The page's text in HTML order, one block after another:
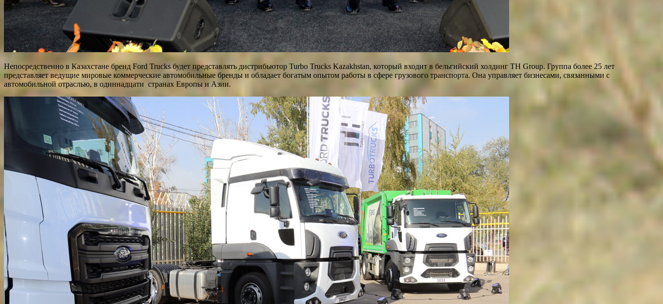
Непосредственно в Казахстане бренд Ford Trucks будет представлять дистрибьютор Turbo Trucks Kazakhstan, который входит в бельгийский холдинг TH Group. Группа более 25 лет
представляет ведущие мировые коммерческие автомобильные бренды и обладает богатым опытом работы в сфере грузового транспорта. Она управляет бизнесами, связанными с
автомобильной отраслью, в одиннадцати странах Европы и Азии.